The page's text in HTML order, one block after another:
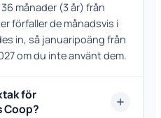
månader (3 år) från
förfaller de månadsvis i
in, så januaripoäng från
om du inte använt dem.
för
Coop?